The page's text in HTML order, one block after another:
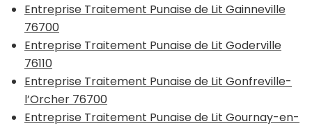
Entreprise Traitement Punaise de Lit Gainneville
76700
Entreprise Traitement Punaise de Lit Goderville
76110
Entreprise Traitement Punaise de Lit Gonfreville-
l’Orcher 76700
Entreprise Traitement Punaise de Lit Gournay-en-